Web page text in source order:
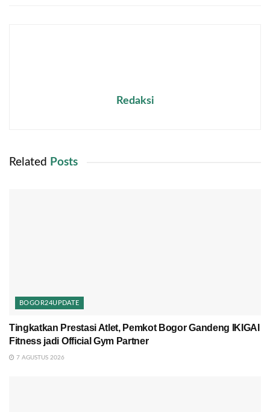
Redaksi
Related Posts
BOGOR24UPDATE
Tingkatkan Prestasi Atlet, Pemkot Bogor Gandeng IKIGAI
Fitness jadi Official Gym Partner
7 AGUSTUS 2026